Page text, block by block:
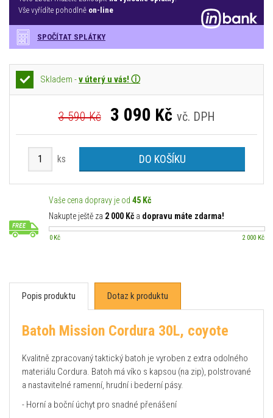
Vše vyřídíte pohodlně on-line
SPOČÍTAT SPLÁTKY
Skladem -v úterý u vás! ⓘ
3 590 Kč 3 090 Kč vč. DPH
ks DO KOŠÍKU
Vaše cena dopravy je od 45 Kč
Nakupte ještě za 2 000 Kč a dopravu máte zdarma!
0 Kč 2 000 Kč
Popis produktu Dotaz k produktu
Batoh Mission Cordura 30L, coyote
Kvalitně zpracovaný taktický batoh je vyroben z extra odolného
materiálu Cordura. Batoh má víko s kapsou (na zip), polstrované
a nastavitelné ramenní, hrudní i bederní pásy.
- Horní a boční úchyt pro snadné přenášení